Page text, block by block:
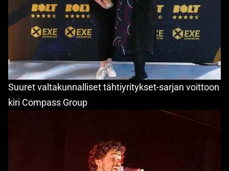
Suuret valtakunnalliset tähtiyritykset-sarjan voittoon
kiri Compass Group